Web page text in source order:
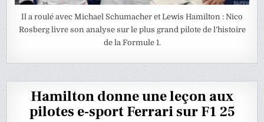
Il a roulé avec Michael Schumacher et Lewis Hamilton : Nico
Rosberg livre son analyse sur le plus grand pilote de l’histoire
de la Formule 1.
Hamilton donne une leçon aux
pilotes e-sport Ferrari sur F1 25